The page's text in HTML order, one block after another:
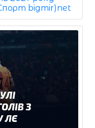
bigmir)net